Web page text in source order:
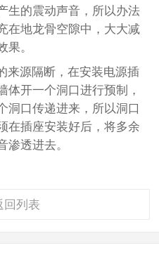
生的震动声音，所以办法
在地龙骨空隙中，大大减
果。
来源隔断，在安装电源插
体开一个洞口进行预制，
洞口传递进来，所以洞口
在插座安装好后，将多余
渗透进去。
回列表